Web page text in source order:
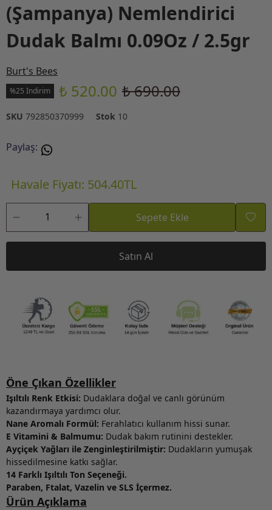
(Şampanya) Nemlendirici
Dudak Balmı 0.09Oz / 2.5gr
Burt's Bees
%25 İndirim ₺ 520.00 ₺ 690.00
SKU 792850370999 Stok 10
Paylaş:
Havale Fiyatı: 504.40TL
Sepete Ekle
Satın Al
Öne Çıkan Özellikler
Işıltılı Renk Etkisi: Dudaklara doğal ve canlı görünüm
kazandırmaya yardımcı olur.
Nane Aromalı Formül: Ferahlatıcı kullanım hissi sunar.
E Vitamini & Balmumu: Dudak bakım rutinini destekler.
Ayçiçek Yağları ile Zenginleştirilmiştir: Dudakların yumuşak
hissedilmesine katkı sağlar.
14 Farklı Işıltılı Ton Seçeneği.
Paraben, Ftalat, Vazelin ve SLS İçermez.
Ürün Açıklama